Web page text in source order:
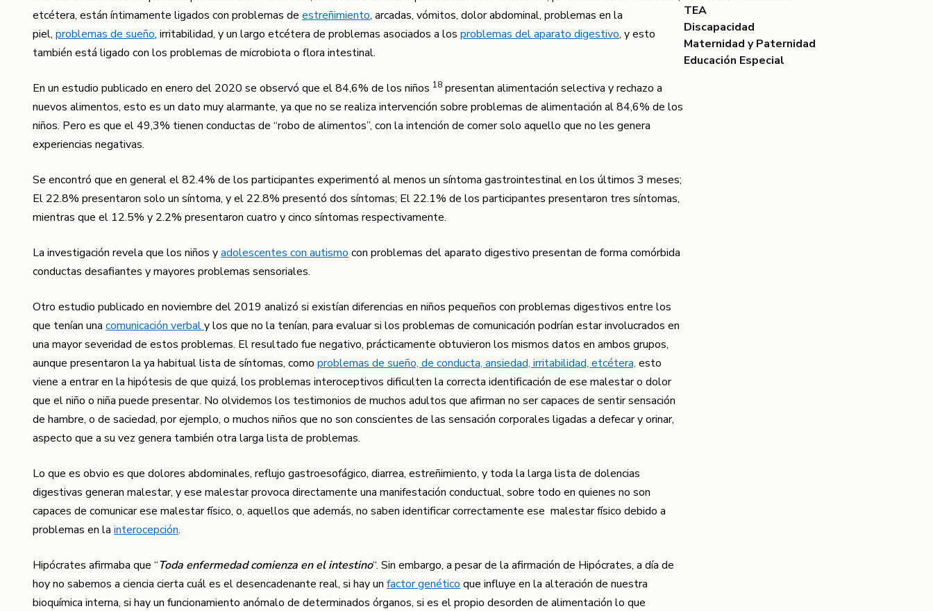
etcétera, están íntimamente ligados con problemas de estreñimiento, arcadas, vómitos, dolor abdominal, problemas en la
piel, problemas de sueño, irritabilidad, y un largo etcétera de problemas asociados a los problemas del aparato digestivo, y esto
también está ligado con los problemas de microbiota o flora intestinal.
En un estudio publicado en enero del 2020 se observó que el 84,6% de los niños ​18​ presentan alimentación selectiva y rechazo a
nuevos alimentos, esto es un dato muy alarmante, ya que no se realiza intervención sobre problemas de alimentación al 84,6% de los
niños. Pero es que el 49,3% tienen conductas de “robo de alimentos”, con la intención de comer solo aquello que no les genera
experiencias negativas.
Se encontró que en general el 82.4% de los participantes experimentó al menos un síntoma gastrointestinal en los últimos 3 meses;
El 22.8% presentaron solo un síntoma, y ​​el 22.8% presentó dos síntomas; El 22.1% de los participantes presentaron tres síntomas,
mientras que el 12.5% y 2.2% presentaron cuatro y cinco síntomas respectivamente.
La investigación revela que los niños yadolescentes con autismo con problemas del aparato digestivo presentan de forma comórbida
conductas desafiantes y mayores problemas sensoriales.
Otro estudio publicado en noviembre del 2019 analizó si existían diferencias en niños pequeños con problemas digestivos entre los
que tenían una comunicación verbaly los que no la tenían, para evaluar si los problemas de comunicación podrían estar involucrados en
una mayor severidad de estos problemas. El resultado fue negativo, prácticamente obtuvieron los mismos datos en ambos grupos,
aunque presentaron la ya habitual lista de síntomas, como problemas de sueño, de conducta, ansiedad, irritabilidad, etcétera, esto
viene a entrar en la hipótesis de que quizá, los problemas interoceptivos dificulten la correcta identificación de ese malestar o dolor
que el niño o niña puede presentar. No olvidemos los testimonios de muchos adultos que afirman no ser capaces de sentir sensación
de hambre, o de saciedad, por ejemplo, o muchos niños que no son conscientes de las sensación corporales ligadas a defecar y orinar,
aspecto que a su vez genera también otra larga lista de problemas.
Lo que es obvio es que dolores abdominales, reflujo gastroesofágico, diarrea, estreñimiento, y toda la larga lista de dolencias
digestivas generan malestar, y ese malestar provoca directamente una manifestación conductual, sobre todo en quienes no son
capaces de comunicar ese malestar físico, o, aquellos que además, no saben identificar correctamente ese malestar físico debido a
problemas en la interocepción.
Hipócrates afirmaba que “Toda enfermedad comienza en el intestino“. Sin embargo, a pesar de la afirmación de Hipócrates, a día de
hoy no sabemos a ciencia cierta cuál es el desencadenante real, si hay un factor genético que influye en la alteración de nuestra
bioquímica interna, si hay un funcionamiento anómalo de determinados órganos, si es el propio desorden de alimentación lo que
TEA
Discapacidad
Maternidad y Paternidad
Educación Especial